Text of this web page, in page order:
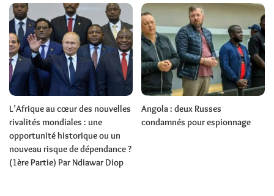
L’Afrique au cœur des nouvelles
rivalités mondiales : une
opportunité historique ou un
nouveau risque de dépendance ?
(1ère Partie) Par Ndiawar Diop
Angola : deux Russes
condamnés pour espionnage